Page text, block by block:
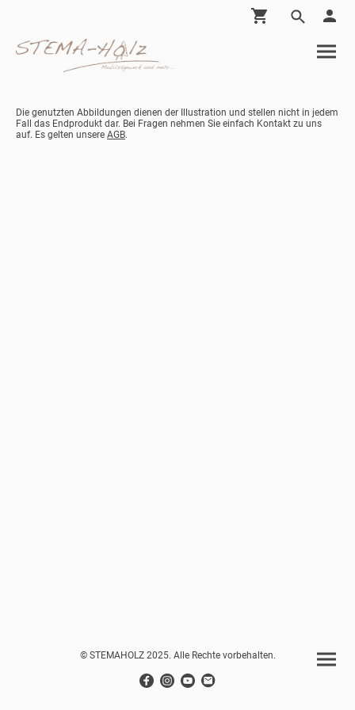
Die genutzten Abbildungen dienen der Illustration und stellen nicht in jedem
Fall das Endprodukt dar. Bei Fragen nehmen Sie einfach Kontakt zu uns
auf. Es gelten unsere AGB.
© STEMAHOLZ 2025. Alle Rechte vorbehalten.